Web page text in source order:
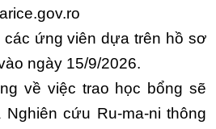
ứng viên dựa trên hồ sơ
ngày 15/9/2026.
về việc trao học bổng sẽ
cứu Ru-ma-ni thông